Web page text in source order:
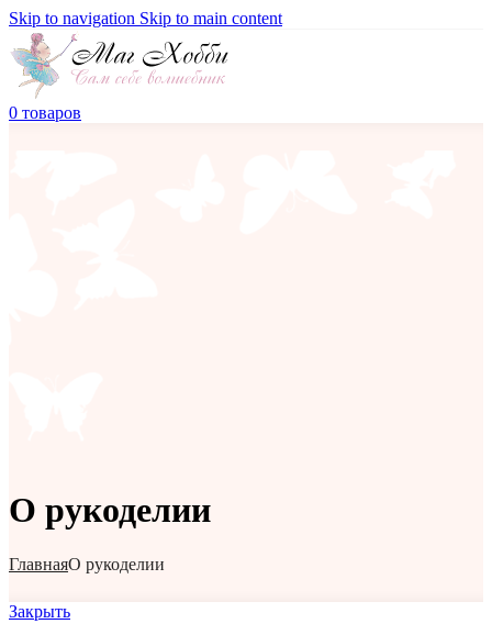
Skip to navigation Skip to main content
0 товаров
О рукоделии
ГлавнаяО рукоделии
Закрыть